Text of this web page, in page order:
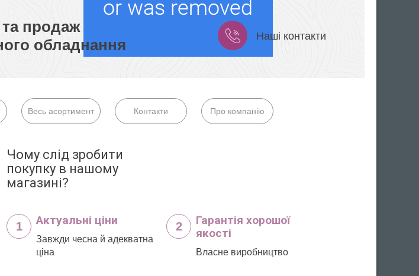
продаж
обладнання
Наші контакти
Весь асортимент Контакти Про компанію
Чому слід зробити
покупку в нашому
магазині?
1 Актуальні ціни
Завжди чесна й адекватна
ціна
2
Гарантія хорошої
якості
Власне виробництво